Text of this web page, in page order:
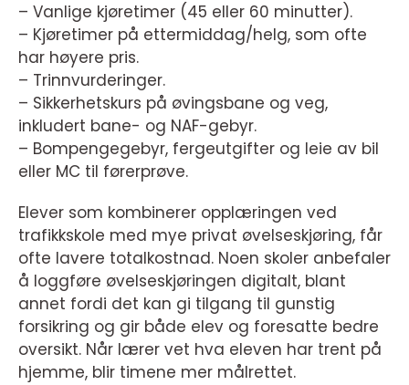
– Vanlige kjøretimer (45 eller 60 minutter).
– Kjøretimer på ettermiddag/helg, som ofte
har høyere pris.
– Trinnvurderinger.
– Sikkerhetskurs på øvingsbane og veg,
inkludert bane- og NAF-gebyr.
– Bompengegebyr, fergeutgifter og leie av bil
eller MC til førerprøve.
Elever som kombinerer opplæringen ved
trafikkskole med mye privat øvelseskjøring, får
ofte lavere totalkostnad. Noen skoler anbefaler
å loggføre øvelseskjøringen digitalt, blant
annet fordi det kan gi tilgang til gunstig
forsikring og gir både elev og foresatte bedre
oversikt. Når lærer vet hva eleven har trent på
hjemme, blir timene mer målrettet.